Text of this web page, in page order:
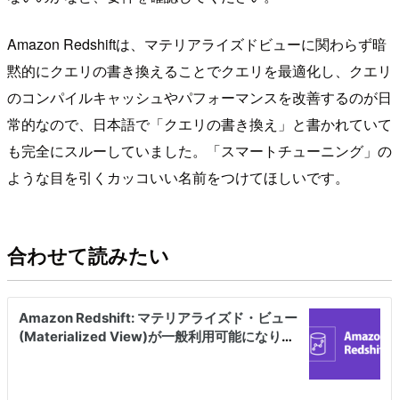
Amazon Redshiftは、マテリアライズドビューに関わらず暗
黙的にクエリの書き換えることでクエリを最適化し、クエリ
のコンパイルキャッシュやパフォーマンスを改善するのが日
常的なので、日本語で「クエリの書き換え」と書かれていて
も完全にスルーしていました。「スマートチューニング」の
ような目を引くカッコいい名前をつけてほしいです。
合わせて読みたい